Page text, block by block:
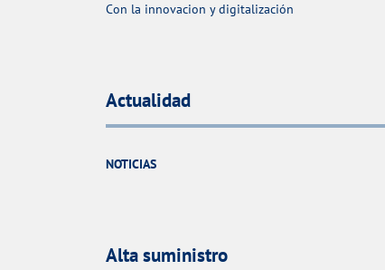
Con la innovacion y digitalización
Actualidad
NOTICIAS
Alta suministro